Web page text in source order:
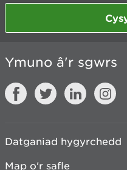
Ymuno â'r sgwrs
Datganiad hygyrchedd
Map o'r safle